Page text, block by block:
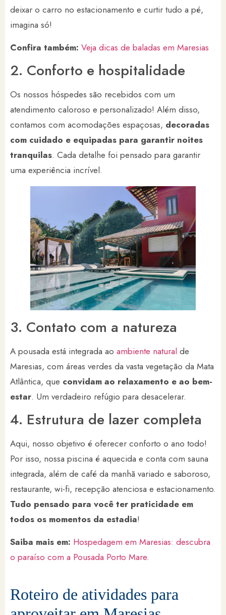
deixar o carro no estacionamento e curtir tudo a pé,
imagina só!
Confira também: Veja dicas de baladas em Maresias
2. Conforto e hospitalidade
Os nossos hóspedes são recebidos com um
atendimento caloroso e personalizado! Além disso,
contamos com acomodações espaçosas, decoradas
com cuidado e equipadas para garantir noites
tranquilas. Cada detalhe foi pensado para garantir
uma experiência incrível.
3. Contato com a natureza
A pousada está integrada ao ambiente natural de
Maresias, com áreas verdes da vasta vegetação da Mata
Atlântica, que convidam ao relaxamento e ao bem-
estar. Um verdadeiro refúgio para desacelerar.
4. Estrutura de lazer completa
Aqui, nosso objetivo é oferecer conforto o ano todo!
Por isso, nossa piscina é aquecida e conta com sauna
integrada, além de café da manhã variado e saboroso,
restaurante, wi-fi, recepção atenciosa e estacionamento.
Tudo pensado para você ter praticidade em
todos os momentos da estadia!
Saiba mais em: Hospedagem em Maresias: descubra
o paraíso com a Pousada Porto Mare.
Roteiro de atividades para